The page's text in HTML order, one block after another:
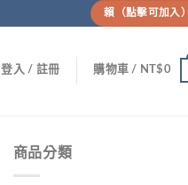
賴（點擊可加入）
登入 / 註冊 購物車 / NT$0
商品分類